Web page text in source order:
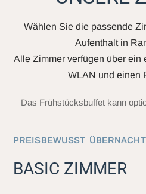
Wählen Sie die passende
Aufenthalt in
Alle Zimmer verfügen über ein
WLAN und einen
Das Frühstücksbuffet kann
PREISBEWUSST
BASIC ZIMMER